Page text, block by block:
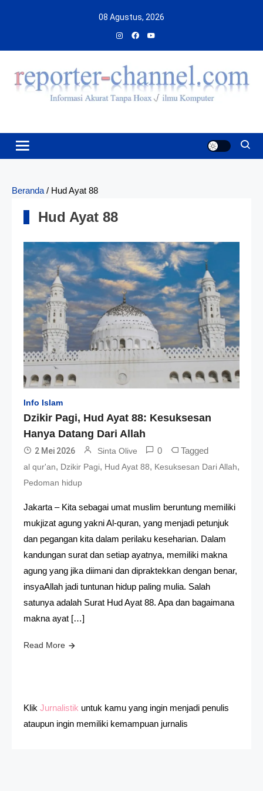
08 Agustus, 2026
Beranda / Hud Ayat 88
Hud Ayat 88
Info Islam
Dzikir Pagi, Hud Ayat 88: Kesuksesan
Hanya Datang Dari Allah
2 Mei 2026 Sinta Olive 0 Tagged
al qur'an, Dzikir Pagi, Hud Ayat 88, Kesuksesan Dari Allah,
Pedoman hidup
Jakarta – Kita sebagai umat muslim beruntung memiliki
mukjizat agung yakni Al-quran, yang menjadi petunjuk
dan pegangan kita dalam perilaku keseharian. Dalam
kandungan surat dan setiap ayatnya, memiliki makna
agung yang jika diimani dan dipraktekkan dengan benar,
insyaAllah jadi tuntunan hidup paling mulia. Salah
satunya adalah Surat Hud Ayat 88. Apa dan bagaimana
makna ayat […]
Read More
Klik Jurnalistik untuk kamu yang ingin menjadi penulis
ataupun ingin memiliki kemampuan jurnalis